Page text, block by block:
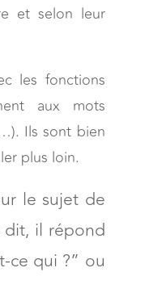
et selon leur
les fonctions
aux mots
Ils sont bien
plus loin.
le sujet de
dit, il répond
ce qui ?” ou